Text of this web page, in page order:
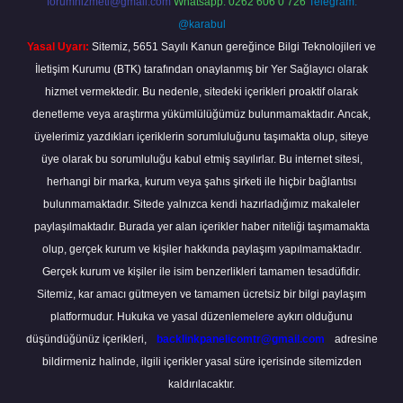
@karabul
Yasal Uyarı: Sitemiz, 5651 Sayılı Kanun gereğince Bilgi Teknolojileri ve
İletişim Kurumu (BTK) tarafından onaylanmış bir Yer Sağlayıcı olarak
hizmet vermektedir. Bu nedenle, sitedeki içerikleri proaktif olarak
denetleme veya araştırma yükümlülüğümüz bulunmamaktadır. Ancak,
üyelerimiz yazdıkları içeriklerin sorumluluğunu taşımakta olup, siteye
üye olarak bu sorumluluğu kabul etmiş sayılırlar. Bu internet sitesi,
herhangi bir marka, kurum veya şahıs şirketi ile hiçbir bağlantısı
bulunmamaktadır. Sitede yalnızca kendi hazırladığımız makaleler
paylaşılmaktadır. Burada yer alan içerikler haber niteliği taşımamakta
olup, gerçek kurum ve kişiler hakkında paylaşım yapılmamaktadır.
Gerçek kurum ve kişiler ile isim benzerlikleri tamamen tesadüfidir.
Sitemiz, kar amacı gütmeyen ve tamamen ücretsiz bir bilgi paylaşım
platformudur. Hukuka ve yasal düzenlemelere aykırı olduğunu
düşündüğünüz içerikleri,
backlinkpanelicomtr@gmail.com
adresine
bildirmeniz halinde, ilgili içerikler yasal süre içerisinde sitemizden
kaldırılacaktır.